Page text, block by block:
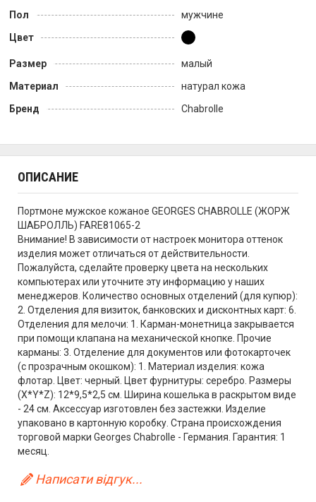
Пол
мужчине
Цвет
Размер
малый
Материал
натурал кожа
Бренд
Chabrolle
ОПИСАНИЕ
Портмоне мужское кожаное GEORGES CHABROLLE (ЖОРЖ
ШАБРОЛЛЬ) FARE81065-2
Внимание! В зависимости от настроек монитора оттенок
изделия может отличаться от действительности.
Пожалуйста, сделайте проверку цвета на нескольких
компьютерах или уточните эту информацию у наших
менеджеров. Количество основных отделений (для купюр):
2. Отделения для визиток, банковских и дисконтных карт: 6.
Отделения для мелочи: 1. Карман-монетница закрывается
при помощи клапана на механической кнопке. Прочие
карманы: 3. Отделение для документов или фотокарточек
(с прозрачным окошком): 1. Материал изделия: кожа
флотар. Цвет: черный. Цвет фурнитуры: серебро. Размеры
(X*Y*Z): 12*9,5*2,5 см. Ширина кошелька в раскрытом виде
- 24 см. Аксессуар изготовлен без застежки. Изделие
упаковано в картонную коробку. Страна происхождения
торговой марки Georges Chabrolle - Германия. Гарантия: 1
месяц.
Написати відгук...